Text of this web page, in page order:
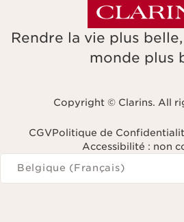
Rendre la vie plus
monde plus
Copyright © Clarins. All
CGVPolitique de
Accessibilité : non
Naviguer vers
Belgique (Français)